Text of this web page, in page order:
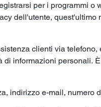
per i programmi
dell'utente,
clienti via
informazioni
indirizzo e-mail, numero